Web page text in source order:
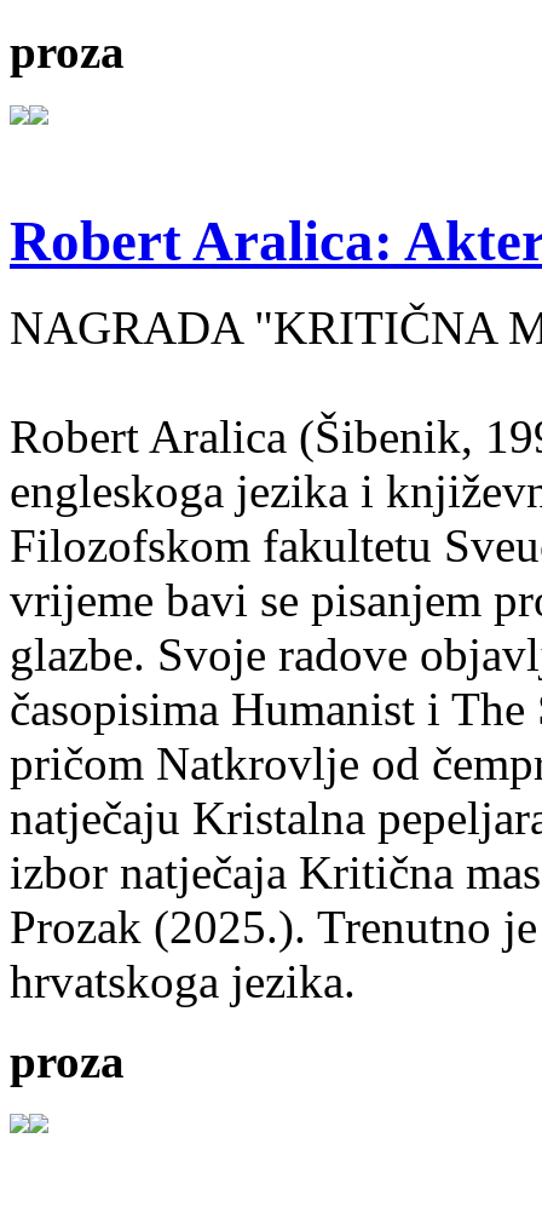
proza
Robert Aralica:
NAGRADA "KRITIČNA
Robert Aralica (Šibenik,
engleskoga jezika i
Filozofskom fakultetu
vrijeme bavi se pisanjem
glazbe. Svoje radove
časopisima Humanist i
pričom Natkrovlje od
natječaju Kristalna
izbor natječaja Kritična
Prozak (2025.). Trenutno
hrvatskoga jezika.
proza